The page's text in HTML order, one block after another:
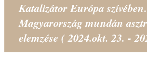
Katalizátor Európa
Magyarország mundán
elemzése ( 2024.okt. 23. -